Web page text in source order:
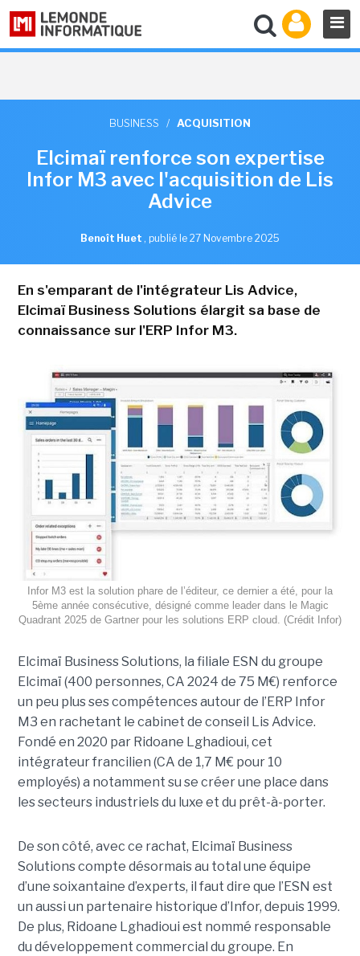
BUSINESS / ACQUISITION
Elcimaï renforce son expertise
Infor M3 avec l'acquisition de Lis
Advice
Benoît Huet , publié le 27 Novembre 2025
En s'emparant de l'intégrateur Lis Advice,
Elcimaï Business Solutions élargit sa base de
connaissance sur l'ERP Infor M3.
Infor M3 est la solution phare de l’éditeur, ce dernier a été, pour la
5ème année consécutive, désigné comme leader dans le Magic
Quadrant 2025 de Gartner pour les solutions ERP cloud. (Crédit Infor)
Elcimaï Business Solutions, la filiale ESN du groupe
Elcimaï (400 personnes, CA 2024 de 75 M€) renforce
un peu plus ses compétences autour de l’ERP Infor
M3 en rachetant le cabinet de conseil Lis Advice.
Fondé en 2020 par Ridoane Lghadioui, cet
intégrateur francilien (CA de 1,7 M€ pour 10
employés) a notamment su se créer une place dans
les secteurs industriels du luxe et du prêt-à-porter.
De son côté, avec ce rachat, Elcimaï Business
Solutions compte désormais au total une équipe
d’une soixantaine d’experts, il faut dire que l’ESN est
un aussi un partenaire historique d’Infor, depuis 1999.
De plus, Ridoane Lghadioui est nommé responsable
du développement commercial du groupe. En